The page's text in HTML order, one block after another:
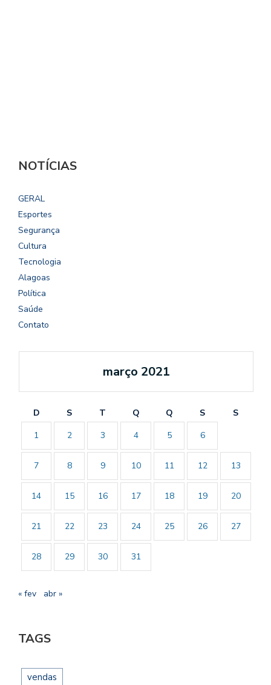
NOTÍCIAS
GERAL
Esportes
Segurança
Cultura
Tecnologia
Alagoas
Política
Saúde
Contato
março 2021
D S T Q Q S
S
1
2 3 4 5 6
7 8 9 10 11 12 13
14 15 16 17 18 19 20
21 22 23 24 25 26 27
28 29 30 31
« fev abr »
TAGS
vendas